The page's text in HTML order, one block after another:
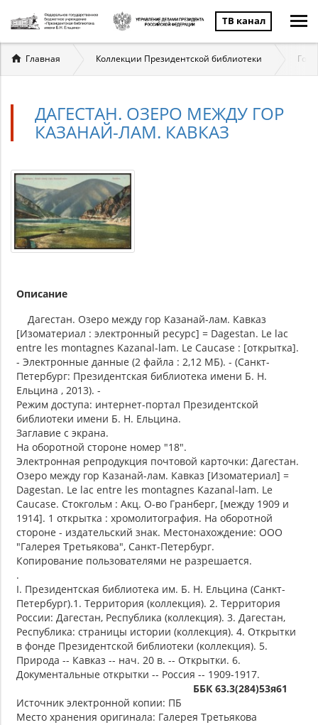
ТВ канал
Вы
здесь
Главная Коллекции Президентской библиотеки
ДАГЕСТАН. ОЗЕРО МЕЖДУ ГОР
КАЗАНАЙ-ЛАМ. КАВКАЗ
Описание
Дагестан. Озеро между гор Казанай-лам. Кавказ
[Изоматериал : электронный ресурс] = Dagestan. Le lac
entre les montagnes Kazanal-lam. Le Caucase : [открытка].
- Электронные данные (2 файла : 2,12 МБ). - (Санкт-
Петербург: Президентская библиотека имени Б. Н.
Ельцина , 2013). -
Режим доступа: интернет-портал Президентской
библиотеки имени Б. Н. Ельцина.
Заглавие с экрана.
На оборотной стороне номер "18".
Электронная репродукция почтовой карточки: Дагестан.
Озеро между гор Казанай-лам. Кавказ [Изоматериал] =
Dagestan. Le lac entre les montagnes Kazanal-lam. Le
Caucase. Стокгольм : Акц. О-во Гранберг, [между 1909 и
1914]. 1 открытка : хромолитография. На оборотной
стороне - издательский знак. Местонахождение: ООО
"Галерея Третьякова", Санкт-Петербург.
Копирование пользователями не разрешается.
.
I. Президентская библиотека им. Б. Н. Ельцина (Санкт-
Петербург).1. Территория (коллекция). 2. Территория
России: Дагестан, Республика (коллекция). 3. Дагестан,
Республика: страницы истории (коллекция). 4. Открытки
в фонде Президентской библиотеки (коллекция). 5.
Природа -- Кавказ -- нач. 20 в. -- Открытки. 6.
Документальные открытки -- Россия -- 1909-1917.
ББК 63.3(284)53я61
Источник электронной копии: ПБ
Место хранения оригинала: Галерея Третьякова